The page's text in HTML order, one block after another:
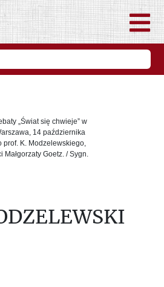
„Świat się chwieje” w
14 października
prof. K. Modzelewskiego,
Goetz. / Sygn.